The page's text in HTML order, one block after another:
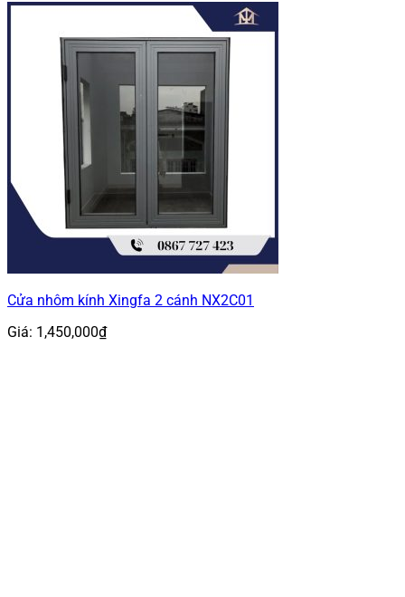
Cửa nhôm kính Xingfa 2 cánh NX2C01
Giá: 1,450,000₫